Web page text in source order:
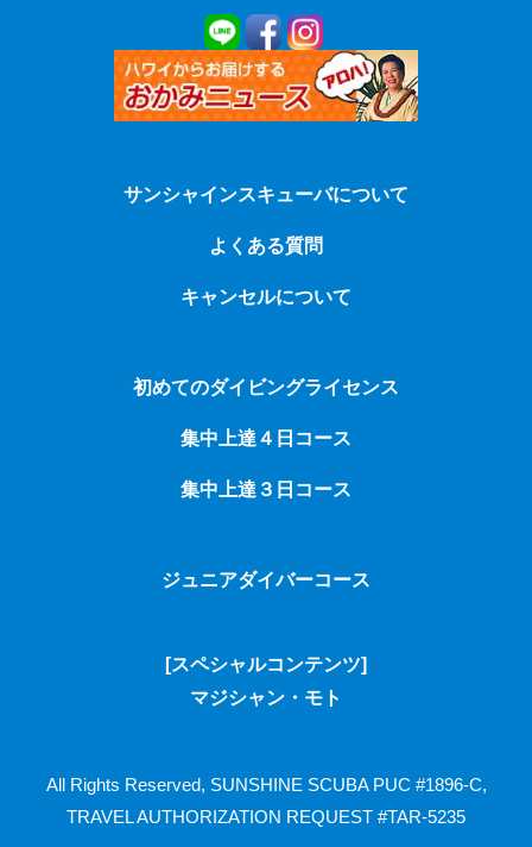
サンシャインスキューバについて
よくある質問
キャンセルについて
初めてのダイビングライセンス
集中上達４日コース
集中上達３日コース
ジュニアダイバーコース
[スペシャルコンテンツ]
マジシャン・モト
All Rights Reserved, SUNSHINE SCUBA PUC #1896-C,
TRAVEL AUTHORIZATION REQUEST #TAR-5235